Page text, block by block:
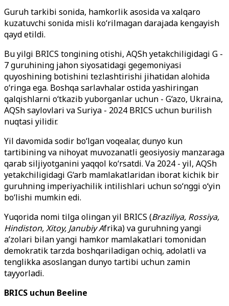
Guruh tarkibi sonida, hamkorlik asosida va xalqaro
kuzatuvchi sonida misli ko‘rilmagan darajada kengayish
qayd etildi.
Bu yilgi BRICS tongining otishi, AQSh yetakchiligidagi G -
7 guruhining jahon siyosatidagi gegemoniyasi
quyoshining botishini tezlashtirishi jihatidan alohida
o‘ringa ega. Boshqa sarlavhalar ostida yashiringan
qalqishlarni o‘tkazib yuborganlar uchun - G‘azo, Ukraina,
AQSh saylovlari va Suriya - 2024 BRICS uchun burilish
nuqtasi yilidir.
Yil davomida sodir bo‘lgan voqealar, dunyo kun
tartibining va nihoyat muvozanatli geosiyosiy manzaraga
qarab siljiyotganini yaqqol ko‘rsatdi. Va 2024 - yil, AQSh
yetakchiligidagi G‘arb mamlakatlaridan iborat kichik bir
guruhning imperiyachilik intilishlari uchun so‘nggi o‘yin
bo‘lishi mumkin edi.
Yuqorida nomi tilga olingan yil BRICS (Braziliya, Rossiya,
Hindiston, Xitoy, Janubiy Afrika) va guruhning yangi
a’zolari bilan yangi hamkor mamlakatlari tomonidan
demokratik tarzda boshqariladigan ochiq, adolatli va
tenglikka asoslangan dunyo tartibi uchun zamin
tayyorladi.
BRICS uchun Beeline